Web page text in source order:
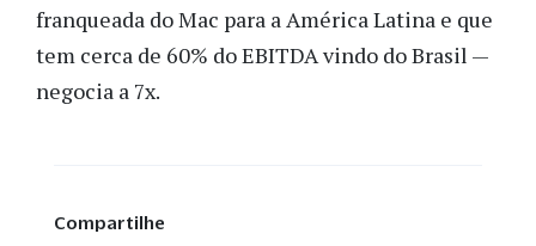
franqueada do Mac para a América Latina e que
tem cerca de 60% do EBITDA vindo do Brasil —
negocia a 7x.
Compartilhe